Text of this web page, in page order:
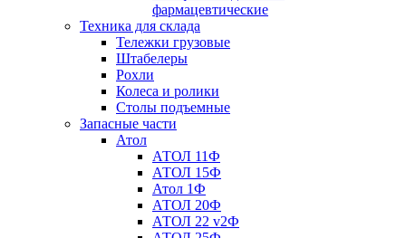
фармацевтические
Техника для склада
Тележки грузовые
Штабелеры
Рохли
Колеса и ролики
Столы подъемные
Запасные части
Атол
АТОЛ 11Ф
АТОЛ 15Ф
Атол 1Ф
АТОЛ 20Ф
АТОЛ 22 v2Ф